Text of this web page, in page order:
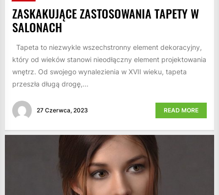
ZASKAKUJĄCE ZASTOSOWANIA TAPETY W
SALONACH
Tapeta to niezwykle wszechstronny element dekoracyjny,
który od wieków stanowi nieodłączny element projektowania
wnętrz. Od swojego wynalezienia w XVII wieku, tapeta
przeszła długą drogę,...
27 Czerwca, 2023 READ MORE